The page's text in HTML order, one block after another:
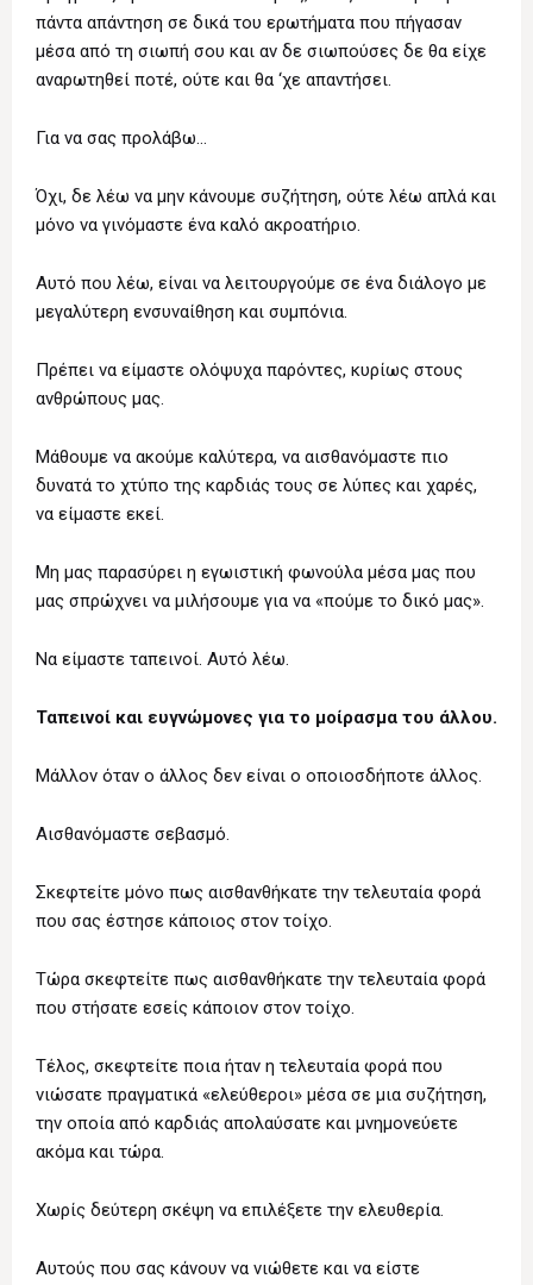
πάντα απάντηση σε δικά του ερωτήματα που πήγασαν
μέσα από τη σιωπή σου και αν δε σιωπούσες δε θα είχε
αναρωτηθεί ποτέ, ούτε και θα ‘χε απαντήσει.
Για να σας προλάβω…
Όχι, δε λέω να μην κάνουμε συζήτηση, ούτε λέω απλά και
μόνο να γινόμαστε ένα καλό ακροατήριο.
Αυτό που λέω, είναι να λειτουργούμε σε ένα διάλογο με
μεγαλύτερη ενσυναίθηση και συμπόνια.
Πρέπει να είμαστε ολόψυχα παρόντες, κυρίως στους
ανθρώπους μας.
Μάθουμε να ακούμε καλύτερα, να αισθανόμαστε πιο
δυνατά το χτύπο της καρδιάς τους σε λύπες και χαρές,
να είμαστε εκεί.
Μη μας παρασύρει η εγωιστική φωνούλα μέσα μας που
μας σπρώχνει να μιλήσουμε για να «πούμε το δικό μας».
Να είμαστε ταπεινοί. Αυτό λέω.
Ταπεινοί και ευγνώμονες για το μοίρασμα του άλλου.
Μάλλον όταν ο άλλος δεν είναι ο οποιοσδήποτε άλλος.
Αισθανόμαστε σεβασμό.
Σκεφτείτε μόνο πως αισθανθήκατε την τελευταία φορά
που σας έστησε κάποιος στον τοίχο.
Τώρα σκεφτείτε πως αισθανθήκατε την τελευταία φορά
που στήσατε εσείς κάποιον στον τοίχο.
Τέλος, σκεφτείτε ποια ήταν η τελευταία φορά που
νιώσατε πραγματικά «ελεύθεροι» μέσα σε μια συζήτηση,
την οποία από καρδιάς απολαύσατε και μνημονεύετε
ακόμα και τώρα.
Χωρίς δεύτερη σκέψη να επιλέξετε την ελευθερία.
Αυτούς που σας κάνουν να νιώθετε και να είστε